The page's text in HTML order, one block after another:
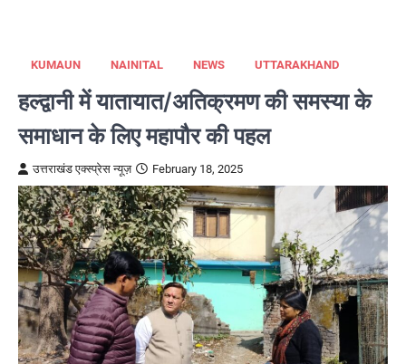
KUMAUN NAINITAL NEWS UTTARAKHAND
हल्द्वानी में यातायात/अतिक्रमण की समस्या के
समाधान के लिए महापौर की पहल
उत्तराखंड एक्स्प्रेस न्यूज़ February 18, 2025